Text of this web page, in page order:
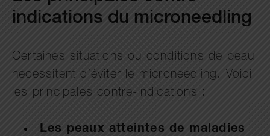
indications du microneedling
Certaines situations ou conditions de peau
nécessitent d’éviter le microneedling. Voici
les principales contre-indications :
Les peaux atteintes de maladies